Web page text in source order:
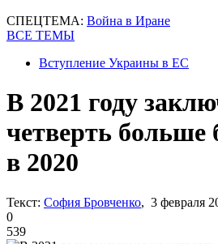
СПЕЦТЕМА: Война в Иране
ВСЕ ТЕМЫ
Вступление Украины в ЕС
В 2021 году
четверть больше
в 2020
Текст: София Бровченко, 3 февраля
0
539